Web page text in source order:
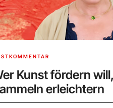
Kunst fördern
erleichtern